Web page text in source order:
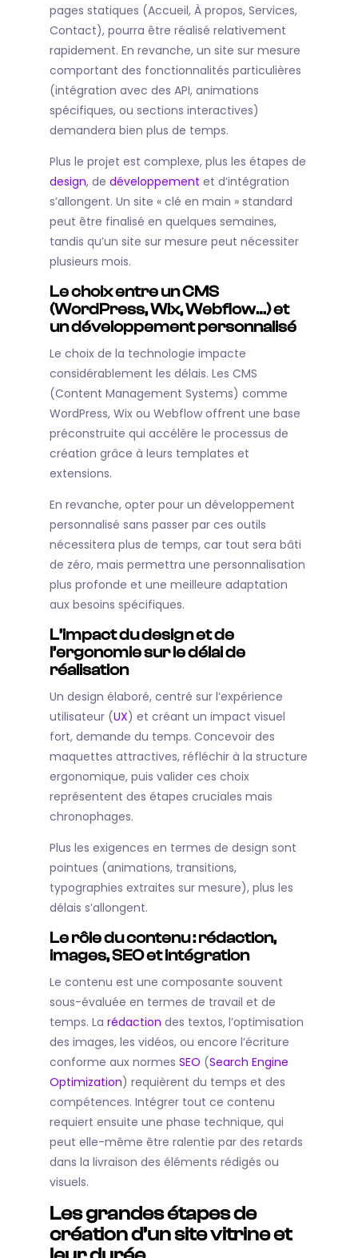
pages statiques (Accueil, À propos, Services,
Contact), pourra être réalisé relativement
rapidement. En revanche, un site sur mesure
comportant des fonctionnalités particulières
(intégration avec des API, animations
spécifiques, ou sections interactives)
demandera bien plus de temps.
Plus le projet est complexe, plus les étapes de
design, dedéveloppement et d’intégration
s’allongent. Un site « clé en main » standard
peut être finalisé en quelques semaines,
tandis qu’un site sur mesure peut nécessiter
plusieurs mois.
Le choix entre un CMS
(WordPress, Wix, Webflow…) et
un développement personnalisé
Le choix de la technologie impacte
considérablement les délais. Les CMS
(Content Management Systems) comme
WordPress, Wix ou Webflow offrent une base
préconstruite qui accélère le processus de
création grâce à leurs templates et
extensions.
En revanche, opter pour un développement
personnalisé sans passer par ces outils
nécessitera plus de temps, car tout sera bâti
de zéro, mais permettra une personnalisation
plus profonde et une meilleure adaptation
aux besoins spécifiques.
L’impact du design et de
l’ergonomie sur le délai de
réalisation
Un design élaboré, centré sur l’expérience
utilisateur (UX) et créant un impact visuel
fort, demande du temps. Concevoir des
maquettes attractives, réfléchir à la structure
ergonomique, puis valider ces choix
représentent des étapes cruciales mais
chronophages.
Plus les exigences en termes de design sont
pointues (animations, transitions,
typographies extraites sur mesure), plus les
délais s’allongent.
Le rôle du contenu : rédaction,
images, SEO et intégration
Le contenu est une composante souvent
sous-évaluée en termes de travail et de
temps. Larédaction des textos, l’optimisation
des images, les vidéos, ou encore l’écriture
conforme aux normesSEO (Search Engine
Optimization) requièrent du temps et des
compétences. Intégrer tout ce contenu
requiert ensuite une phase technique, qui
peut elle-même être ralentie par des retards
dans la livraison des éléments rédigés ou
visuels.
Les grandes étapes de
création d’un site vitrine et